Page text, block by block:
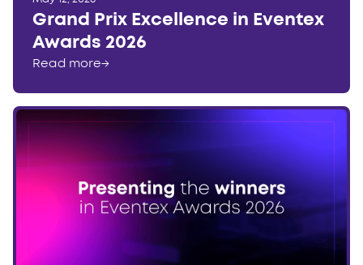
Grand Prix Excellence in Eventex
Awards 2026
Read more→